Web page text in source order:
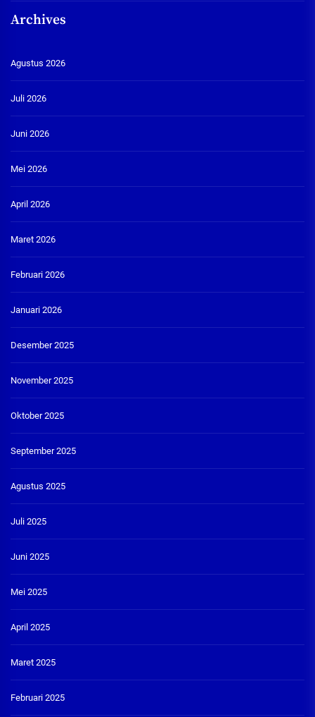
Archives
Agustus 2026
Juli 2026
Juni 2026
Mei 2026
April 2026
Maret 2026
Februari 2026
Januari 2026
Desember 2025
November 2025
Oktober 2025
September 2025
Agustus 2025
Juli 2025
Juni 2025
Mei 2025
April 2025
Maret 2025
Februari 2025